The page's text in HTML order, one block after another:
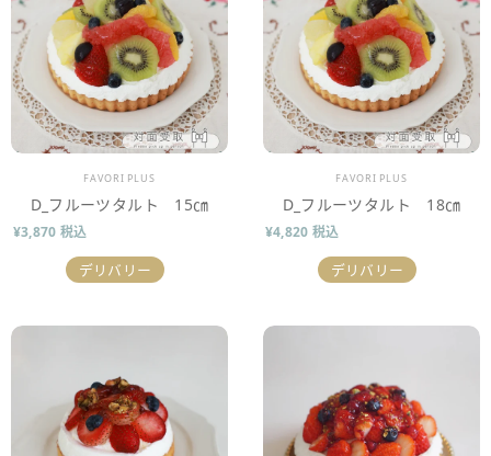
販売業者
FAVORI PLUS
D_フルーツタルト 15㎝
¥3,870 税込
デリバリー
販売業者
FAVORI PLUS
D_フルーツタルト 18㎝
¥4,820 税込
デリバリー